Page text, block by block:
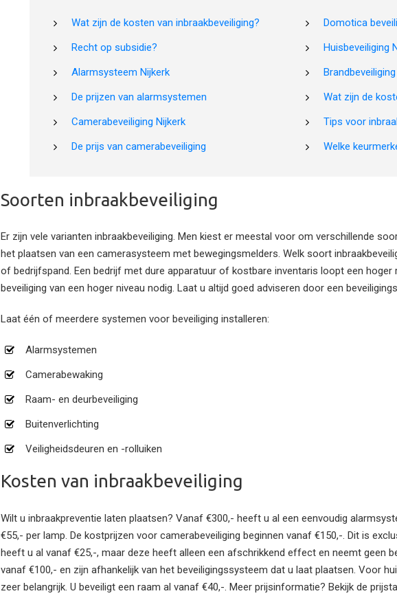
Wat zijn de kosten van inbraakbeveiliging?
Recht op subsidie?
Alarmsysteem Nijkerk
De prijzen van alarmsystemen
Camerabeveiliging Nijkerk
De prijs van camerabeveiliging
Domotica
Huisbeveiliging
Brandbeveiliging
Wat zijn de
Tips voor
Welke
Soorten inbraakbeveiliging
Er zijn vele varianten inbraakbeveiliging. Men kiest er meestal voor om verschillende
het plaatsen van een camerasysteem met bewegingsmelders. Welk soort
of bedrijfspand. Een bedrijf met dure apparatuur of kostbare inventaris loopt een hoger
beveiliging van een hoger niveau nodig. Laat u altijd goed adviseren door een
Laat één of meerdere systemen voor beveiliging installeren:
Alarmsystemen
Camerabewaking
Raam- en deurbeveiliging
Buitenverlichting
Veiligheidsdeuren en -rolluiken
Kosten van inbraakbeveiliging
Wilt u inbraakpreventie laten plaatsen? Vanaf €300,- heeft u al een eenvoudig
€55,- per lamp. De kostprijzen voor camerabeveiliging beginnen vanaf €150,-. Dit is
heeft u al vanaf €25,-, maar deze heeft alleen een afschrikkend effect en neemt geen
vanaf €100,- en zijn afhankelijk van het beveiligingssysteem dat u laat plaatsen. Voor
zeer belangrijk. U beveiligt een raam al vanaf €40,-. Meer prijsinformatie? Bekijk de